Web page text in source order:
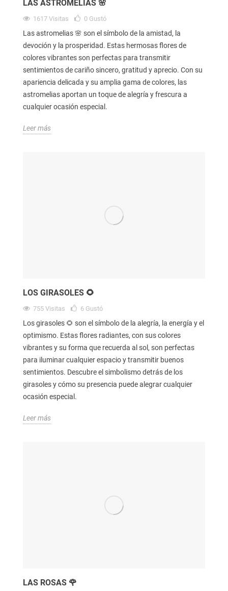
LAS ASTROMELIAS 🌸
1617 Visitas 0 Gustó
Las astromelias 🌸 son el símbolo de la amistad, la
devoción y la prosperidad. Estas hermosas flores de
colores vibrantes son perfectas para transmitir
sentimientos de cariño sincero, gratitud y aprecio. Con su
apariencia delicada y su amplia gama de colores, las
astromelias aportan un toque de alegría y frescura a
cualquier ocasión especial.
Leer más
LOS GIRASOLES 🌻
755 Visitas 6 Gustó
Los girasoles 🌻 son el símbolo de la alegría, la energía y el
optimismo. Estas flores radiantes, con sus colores
vibrantes y su forma que recuerda al sol, son perfectas
para iluminar cualquier espacio y transmitir buenos
sentimientos. Descubre el simbolismo detrás de los
girasoles y cómo su presencia puede alegrar cualquier
ocasión especial.
Leer más
LAS ROSAS 🌹